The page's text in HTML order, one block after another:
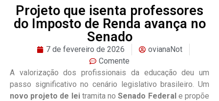
Projeto que isenta professores
do Imposto de Renda avança no
Senado
7 de fevereiro de 2026
ovianaNot
Comente
A valorização dos profissionais da educação deu um
passo significativo no cenário legislativo brasileiro. Um
novo projeto de leitramita noSenado Federale propõe